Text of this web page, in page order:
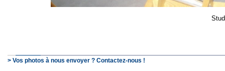
> Vos photos à nous envoyer ? Contactez-nous !